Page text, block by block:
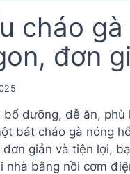
cháo
đơn
bổ dưỡng, dễ ăn,
bát cháo gà nóng
giản và tiện lợi,
nhà bằng nồi cơm